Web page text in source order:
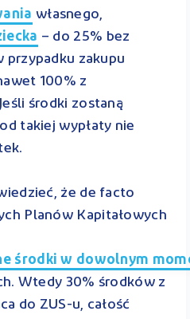
własnego,
– do 25% bez
przypadku zakupu
100% z
środki zostaną
takiej wypłaty nie
że de facto
Planów Kapitałowych
środki w dowolnym
Wtedy 30% środków z
do ZUS-u, całość